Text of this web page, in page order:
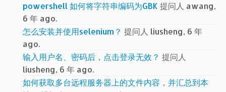
powershell 如何将字符串编码为GBK 提问人 awang,
6 年 ago.
怎么安装并使用selenium？ 提问人 liusheng, 6 年
ago.
输入用户名、密码后，点击登录无效？ 提问人
liusheng, 6 年 ago.
如何获取多台远程服务器上的文件内容，并汇总到本